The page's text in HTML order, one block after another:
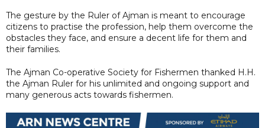
The gesture by the Ruler of Ajman is meant to encourage
citizens to practise the profession, help them overcome the
obstacles they face, and ensure a decent life for them and
their families.
The Ajman Co-operative Society for Fishermen thanked H.H.
the Ajman Ruler for his unlimited and ongoing support and
many generous acts towards fishermen.